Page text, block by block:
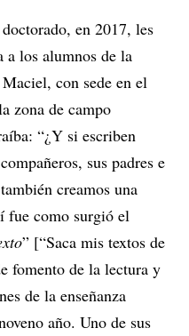
en 2017, les
a los alumnos de la
con sede en el
zona de campo
“¿Y si escriben
sus padres e
creamos una
fue como surgió el
” [“Saca mis textos de
fomento de la lectura y
de la enseñanza
año. Uno de sus